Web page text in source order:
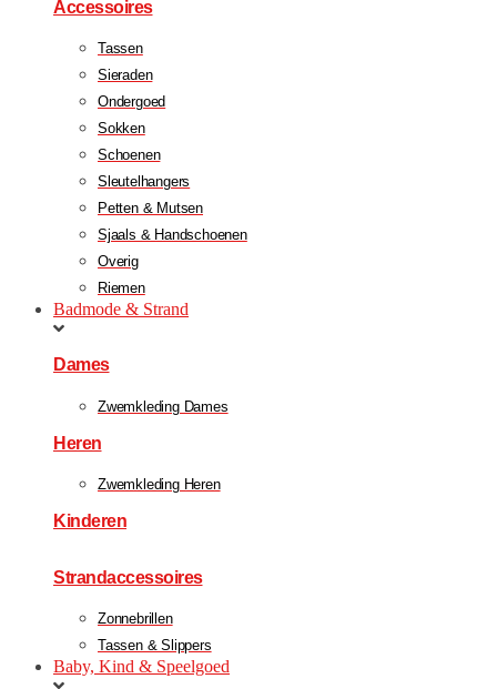
Accessoires
Tassen
Sieraden
Ondergoed
Sokken
Schoenen
Sleutelhangers
Petten & Mutsen
Sjaals & Handschoenen
Overig
Riemen
Badmode & Strand
Dames
Zwemkleding Dames
Heren
Zwemkleding Heren
Kinderen
Strandaccessoires
Zonnebrillen
Tassen & Slippers
Baby, Kind & Speelgoed